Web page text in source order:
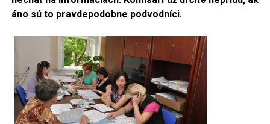
áno sú to pravdepodobne podvodníci.